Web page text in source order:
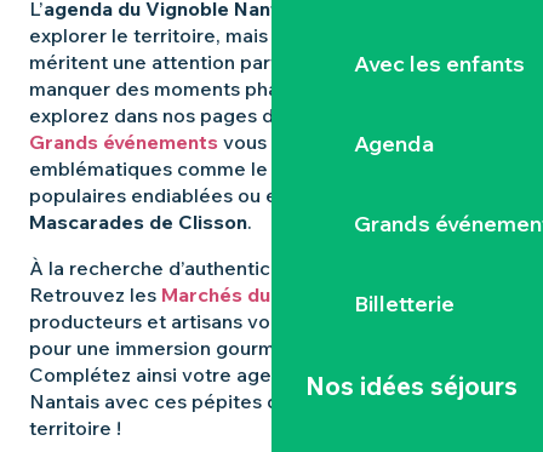
Avec les enfants
Agenda
Grands
Billetterie
Nos idées séjours
L’agenda du Vignoble Nantais
explorer le territoire, mais certaines expériences
méritent une attention particulière. Pour ne rien
manquer des moments phares qui animent la région,
explorez dans nos pages dédiées : les
Grands événements vous révèlent les rendez-vous
emblématiques comme le
populaires endiablées ou encore les mystérieuses
Mascarades de Clisson.
À la recherche d’authenticité et de
Retrouvez les Marchés du Vignoble Nantais, où
producteurs et artisans vous donnent rendez-vous
pour une immersion gourmande et conviviale.
Complétez ainsi votre agenda dans le Vignoble
Nantais avec ces pépites qui font la richesse du
territoire !